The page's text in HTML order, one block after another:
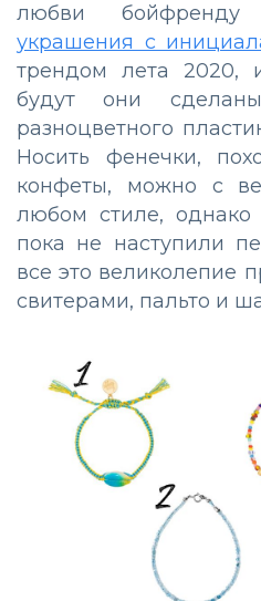
любви
украшения с
трендом лета 2020,
будут они
разноцветного
Носить фенечки,
конфеты, можно с
любом стиле, однако
пока не наступили
все это великолепие
свитерами, пальто и